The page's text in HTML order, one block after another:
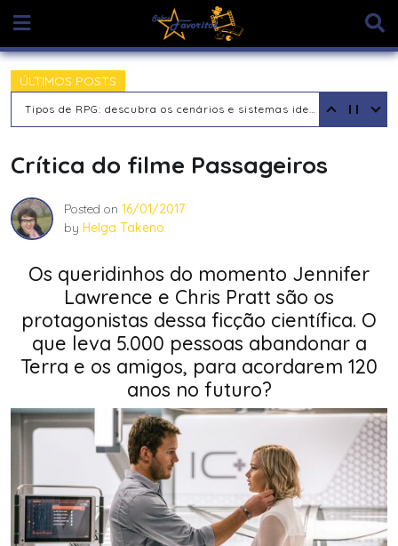
content
ÚLTIMOS POSTS
Tipos de RPG: descubra os cenários e sistemas ideais para sua aventura
Crítica do filme Passageiros
Posted on 16/01/2017
by Helga Takeno
Os queridinhos do momento Jennifer
Lawrence e Chris Pratt são os
protagonistas dessa ficção científica. O
que leva 5.000 pessoas abandonar a
Terra e os amigos, para acordarem 120
anos no futuro?